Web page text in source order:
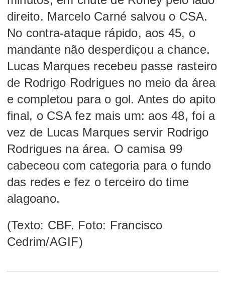
direito. Marcelo Carné salvou o CSA.
No contra-ataque rápido, aos 45, o
mandante não desperdiçou a chance.
Lucas Marques recebeu passe rasteiro
de Rodrigo Rodrigues no meio da área
e completou para o gol. Antes do apito
final, o CSA fez mais um: aos 48, foi a
vez de Lucas Marques servir Rodrigo
Rodrigues na área. O camisa 99
cabeceou com categoria para o fundo
das redes e fez o terceiro do time
alagoano.
(Texto: CBF. Foto: Francisco
Cedrim/AGIF)